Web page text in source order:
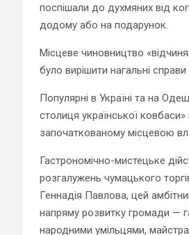
поспішали до духмяних від
додому або на подарунок.
Місцеве чиновництво
було вирішити нагальні справи
Популярні в Україні та на
столиця української
започаткованому місцевою
Гастрономічно-мистецьке
розгалужень чумацького
Геннадія Павлова, цей
напряму розвитку громади —
народними умільцями,